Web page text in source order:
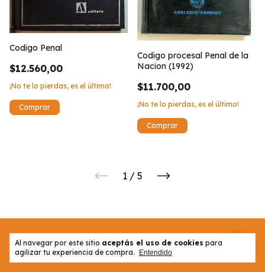
Al navegar por este sitio aceptás el uso de cookies para
agilizar tu experiencia de compra.
Entendido
Codigo Penal
$12.560,00
¡No te lo pierdas, es el último!
Codigo procesal Penal de la
Nacion (1992)
$11.700,00
¡No te lo pierdas, es el último!
1 / 5